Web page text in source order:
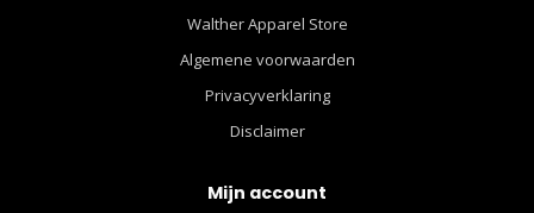
Walther Apparel Store
Algemene voorwaarden
Privacyverklaring
Disclaimer
Mijn account